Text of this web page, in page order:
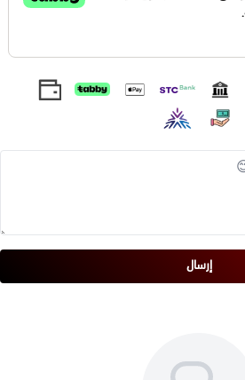
للاستهلاك ، ولكن هناك بعض الآثار
الآثار الجانبية ، فتوقف عن استخدام
إرسال